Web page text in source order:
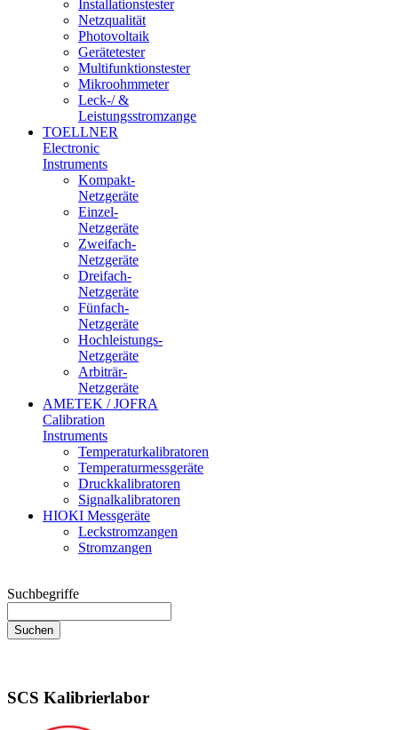
Installationstester
Netzqualität
Photovoltaik
Gerätetester
Multifunktionstester
Mikroohmmeter
Leck-/ &
Leistungsstromzange
TOELLNER
Electronic
Instruments
Kompakt-
Netzgeräte
Einzel-
Netzgeräte
Zweifach-
Netzgeräte
Dreifach-
Netzgeräte
Fünfach-
Netzgeräte
Hochleistungs-
Netzgeräte
Arbiträr-
Netzgeräte
AMETEK / JOFRA
Calibration
Instruments
Temperaturkalibratoren
Temperaturmessgeräte
Druckkalibratoren
Signalkalibratoren
HIOKI Messgeräte
Leckstromzangen
Stromzangen
Suchbegriffe
SCS Kalibrierlabor